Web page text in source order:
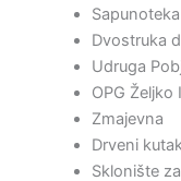
Sapunoteka
Dvostruka
Udruga
OPG Željko
Zmajevna
Drveni
Sklonište